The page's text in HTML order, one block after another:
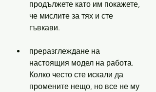
продължете като им покажете,
че мислите за тях и сте
гъвкави.
преразглеждане на
настоящия модел на работа.
Колко често сте искали да
промените нещо, но все не му